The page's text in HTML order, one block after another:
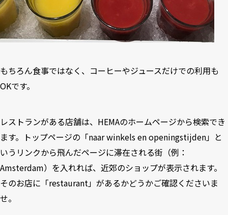
もちろん食事ではなく、コーヒーやジュースだけでの利用も
OKです。
レストランがある店舗は、HEMAのホームページから検索でき
ます。トップページの「naar winkels en openingstijden」と
いうリンクから飛んだページに滞在される街（例：
Amsterdam）を入れれば、近郊のショップが表示されます。
そのお店に「restaurant」があるかどうかご確認くださいま
せ。